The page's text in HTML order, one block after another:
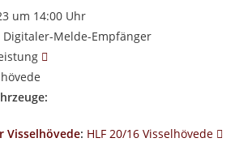
um 14:00 Uhr
Digitaler-Melde-Empfänger
Visselhövede: HLF 20/16 Visselhövede